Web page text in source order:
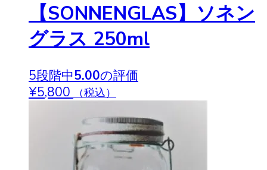
【SONNENGLAS】ソネン
グラス 250ml
5段階中5.00の評価
¥5,800 （税込）